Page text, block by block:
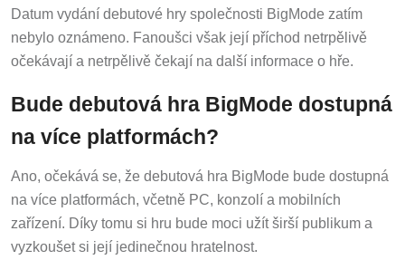
Datum vydání debutové hry společnosti BigMode zatím
nebylo oznámeno. Fanoušci však její příchod netrpělivě
očekávají a netrpělivě čekají na další informace o hře.
Bude debutová hra BigMode dostupná
na více platformách?
Ano, očekává se, že debutová hra BigMode bude dostupná
na více platformách, včetně PC, konzolí a mobilních
zařízení. Díky tomu si hru bude moci užít širší publikum a
vyzkoušet si její jedinečnou hratelnost.